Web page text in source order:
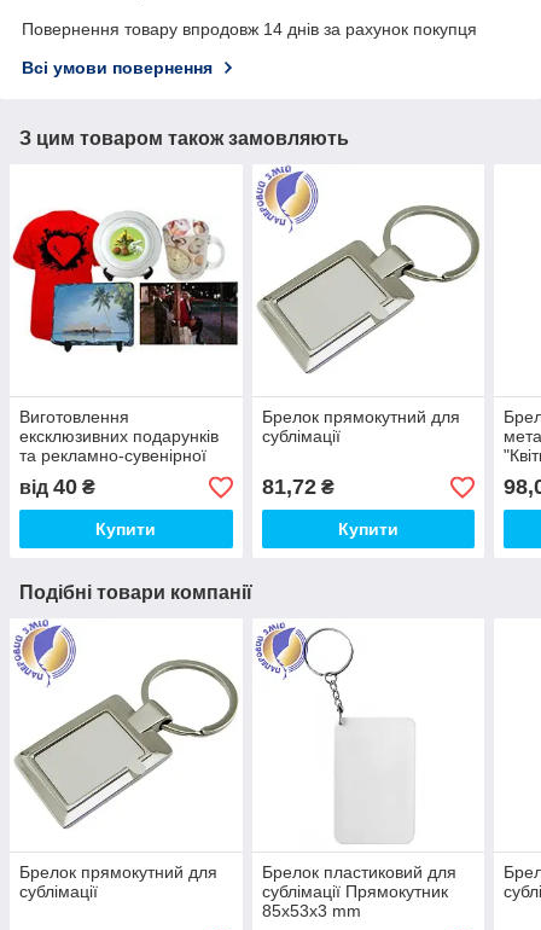
Повернення товару впродовж 14 днів за рахунок покупця
Всі умови повернення
З цим товаром також замовляють
Виготовлення
ексклюзивних подарунків
та рекламно-сувенірної
продукції (друк на чашках,
футболках і т. д)
від 40 ₴
Купити
Брелок прямокутний для
сублімації
81,72₴
Купити
Подібні товари компанії
Брелок прямокутний для
сублімації
Брелок пластиковий для
сублімації Прямокутник
85x53x3 mm